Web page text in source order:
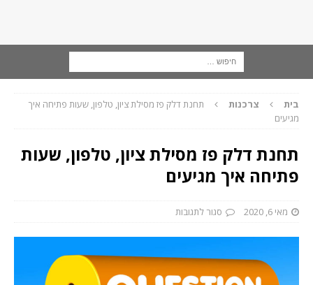
בית צרכנות
תחנת דלק פז מסילת ציון, טלפון, שעות פתיחה איך
מגיעים
תחנת דלק פז מסילת ציון, טלפון, שעות
פתיחה איך מגיעים
מאי 6, 2020 סגור לתגובות